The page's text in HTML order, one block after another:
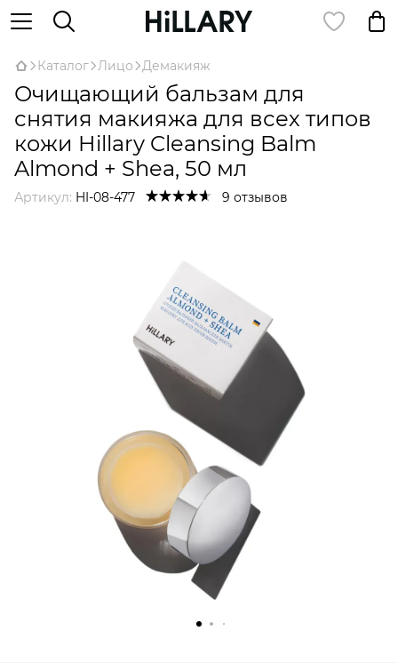
Каталог Лицо Демакияж
Очищающий бальзам для
снятия макияжа для всех типов
кожи Hillary Cleansing Balm
Almond + Shea, 50 мл
Артикул: HI-08-477 9 отзывов